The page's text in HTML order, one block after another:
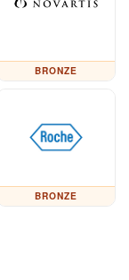
BRONZE
BRONZE